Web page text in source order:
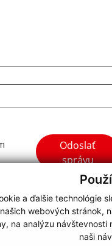
a ďalšie technológie
webových stránok,
na analýzu
naši
GoogleOdoslať
správu